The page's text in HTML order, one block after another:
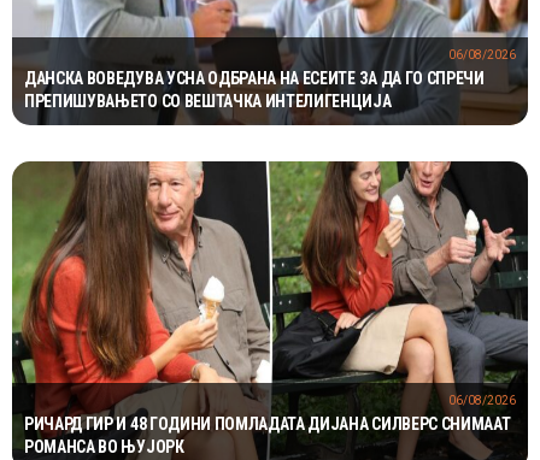
ДАНСКА ВОВЕДУВА УСНА ОДБРАНА НА ЕСЕИТЕ ЗА ДА ГО СПРЕЧИ
ПРЕПИШУВАЊЕТО СО ВЕШТАЧКА ИНТЕЛИГЕНЦИЈА
06/08/2026
РИЧАРД ГИР И 48 ГОДИНИ ПОМЛАДАТА ДИЈАНА СИЛВЕРС СНИМААТ
РОМАНСА ВО ЊУЈОРК
06/08/2026